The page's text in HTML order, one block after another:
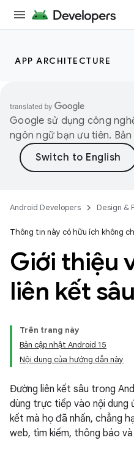
APP ARCHITECTURE
Google sử dụng công
ngôn ngữ bạn ưu tiên.
Android Developers Design &
Thông tin này có hữu ích không
Giới thiệu
liên kết sâu
Trên trang này
Bản cập nhật Android 15
Nội dung của hướng dẫn này
Đường liên kết sâu trong
dùng trực tiếp vào nội dung
kết mà họ đã nhấn, chẳng
web, tìm kiếm, thông báo